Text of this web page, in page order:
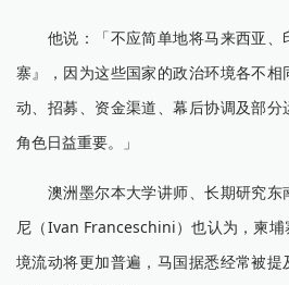
他说：「不应简单地将马来西亚、
寨』，因为这些国家的政治环境各不
动、招募、资金渠道、幕后协调及部
角色日益重要。」
澳洲墨尔本大学讲师、长期研究东
尼（Ivan Franceschini）也认为，柬
境流动将更加普遍，马国据悉经常被